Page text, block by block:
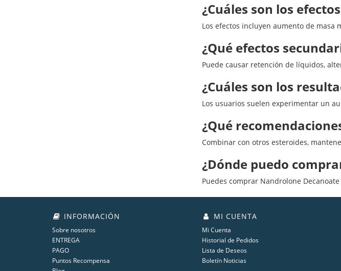
¿Cuáles son los
Los efectos incluyen aumento de
¿Qué efectos
Puede causar retención de líquidos,
¿Cuáles son los
Los usuarios suelen experimentar un
¿Qué
Combinar con otros esteroides,
¿Dónde puedo
Puedes comprar Nandrolone
INFORMACIÓN
Sobre nosotros
ENTREGA
PAGO
Puntos Recompensa
MI CUENTA
Mi Cuenta
Historial de Pedidos
Lista de Deseos
Boletín Noticias